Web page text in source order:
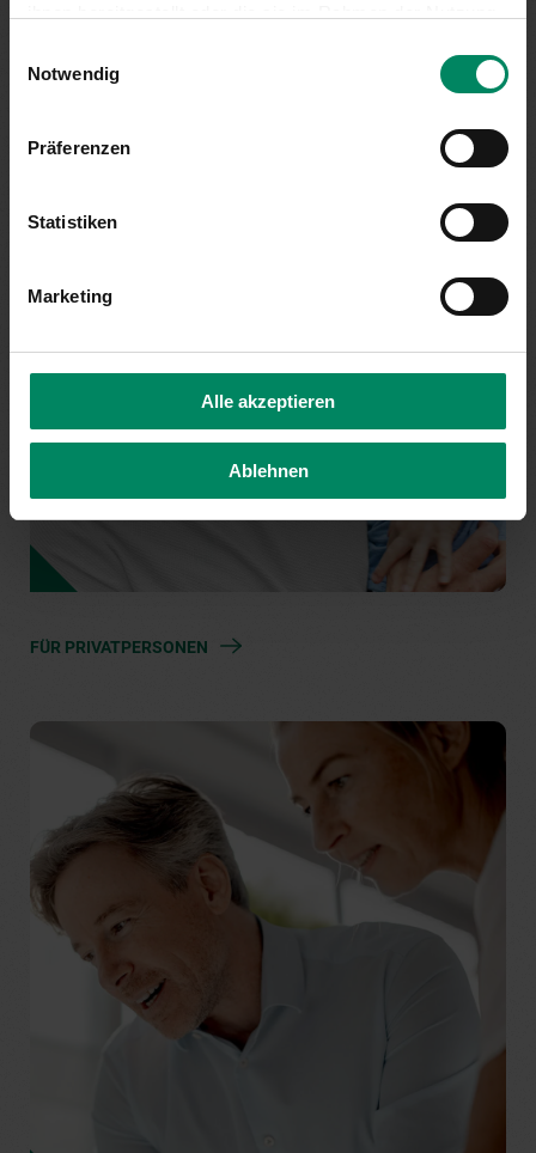
Notwendig
Präferenzen
Statistiken
Marketing
Alle akzeptieren
Ablehnen
möglicherweise in einem anderen Förderungsbereich.
FÜR PRIVATPERSONEN